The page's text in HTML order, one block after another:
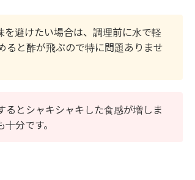
避けたい場合は、調理前に水で軽
ると酢が飛ぶので特に問題ありませ
とシャキシャキした食感が増しま
分です。